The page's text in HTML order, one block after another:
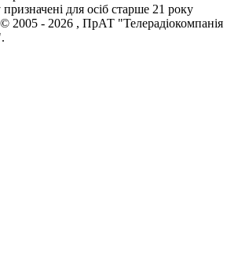
для осіб старше 21 року
2005 - 2026 , ПрАТ "Телерадіокомпанія